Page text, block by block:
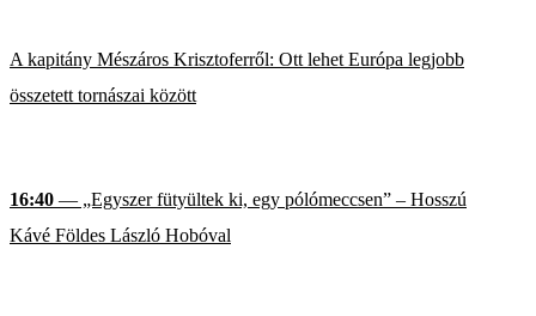
A kapitány Mészáros Krisztoferről: Ott lehet Európa legjobb
összetett tornászai között
16:40 — „Egyszer fütyültek ki, egy pólómeccsen” – Hosszú
Kávé Földes László Hobóval